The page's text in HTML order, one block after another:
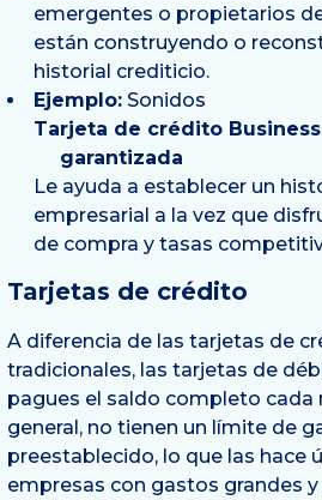
emergentes o propietarios
están construyendo o
historial crediticio.
Ejemplo: Sonidos
Tarjeta de crédito
garantizada
Le ayuda a establecer un
empresarial a la vez que
de compra y tasas
Tarjetas de crédito
A diferencia de las tarjetas de
tradicionales, las tarjetas de
pagues el saldo completo cada
general, no tienen un límite de
preestablecido, lo que las hace
empresas con gastos grandes